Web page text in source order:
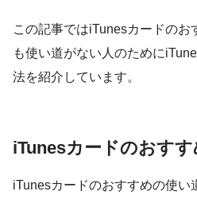
この記事ではiTunesカードの
も使い道がない人のために
法を紹介しています。
iTunesカードのおす
iTunesカードのおすすめの使い